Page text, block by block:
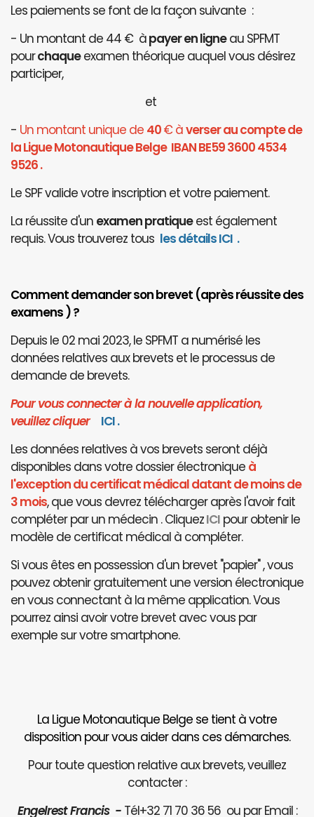
Les paiements se font de la façon suivante :
- Un montant de 44 € àpayer en ligneau SPFMT
pourchaqueexamen théorique auquel vous désirez
participer,
et
- Un montant unique de 40€ àverser au compte de
la Ligue Motonautique Belge IBAN BE59 3600 4534
9526 .
Le SPF valide votre inscription et votre paiement.
La réussite d'un examen pratiqueest également
requis. Vous trouverez tous les détails ICI .
Comment demander son brevet (après réussite des
examens ) ?
Depuis le 02 mai 2023, le SPFMT a numérisé les
données relatives aux brevets et le processus de
demande de brevets.
Pour vous connecter à la nouvelle application,
veuillez cliquer ICI.
Les données relatives à vos brevets seront déjà
disponibles dans votre dossier électronique à
l'exception du certificat médical datant de moins de
3 mois, que vous devrez télécharger après l'avoir fait
compléter par un médecin . CliquezICI pour obtenir le
modèle de certificat médical à compléter.
Si vous êtes en possession d'un brevet "papier" , vous
pouvez obtenir gratuitement une version électronique
en vous connectant à la même application. Vous
pourrez ainsi avoir votre brevet avec vous par
exemple sur votre smartphone.
La Ligue Motonautique Belge se tient à votre
disposition pour vous aider dans ces démarches.
Pour toute question relative aux brevets, veuillez
contacter :
Engelrest Francis -Tél+32 71 70 36 56 ou par Email :